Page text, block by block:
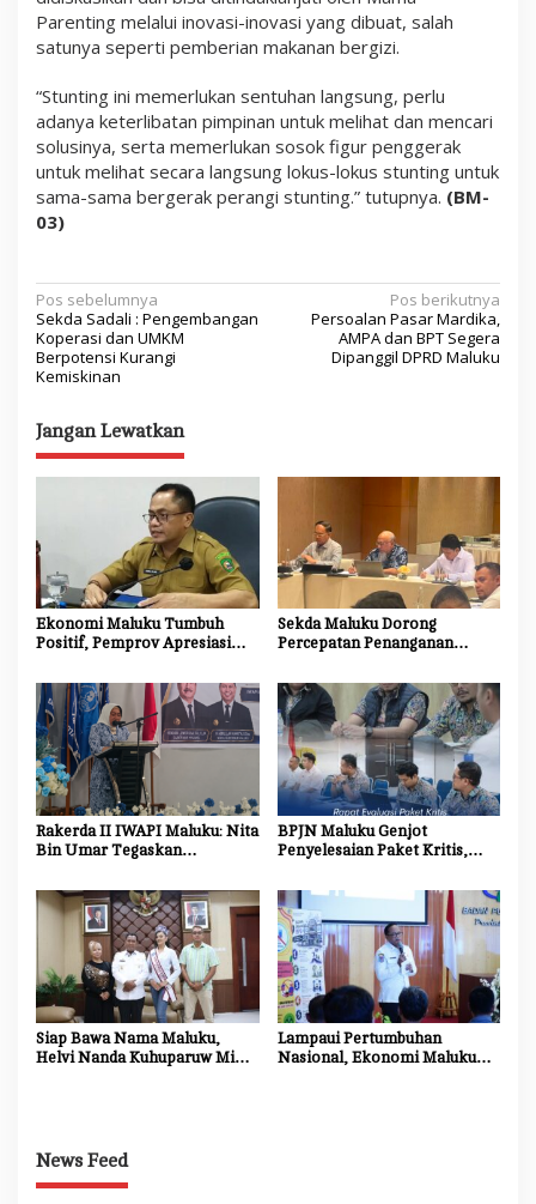
Parenting melalui inovasi-inovasi yang dibuat, salah
satunya seperti pemberian makanan bergizi.
“Stunting ini memerlukan sentuhan langsung, perlu
adanya keterlibatan pimpinan untuk melihat dan mencari
solusinya, serta memerlukan sosok figur penggerak
untuk melihat secara langsung lokus-lokus stunting untuk
sama-sama bergerak perangi stunting.” tutupnya. (BM-
03)
N
a
v
g
a
i
p
o
s
Pos sebelumnya
Sekda Sadali : Pengembangan
Koperasi dan UMKM
Berpotensi Kurangi
Kemiskinan
Pos berikutnya
Persoalan Pasar Mardika,
AMPA dan BPT Segera
Dipanggil DPRD Maluku
Jangan Lewatkan
Ekonomi Maluku Tumbuh
Positif, Pemprov Apresiasi
Pelaku Usaha
Sekda Maluku Dorong
Percepatan Penanganan
Strategis Nasional Blok
Masela
Rakerda II IWAPI Maluku: Nita
Bin Umar Tegaskan
Motor Penggerak UMKM dan
Ekonomi Daerah
BPJN Maluku Genjot
Penyelesaian Paket Kritis,
Percepat Progres Proyek
Siap Bawa Nama Maluku,
Helvi Nanda Kuhuparuw Minta
Lampaui Pertumbuhan
Nasional, Ekonomi Maluku
News Feed